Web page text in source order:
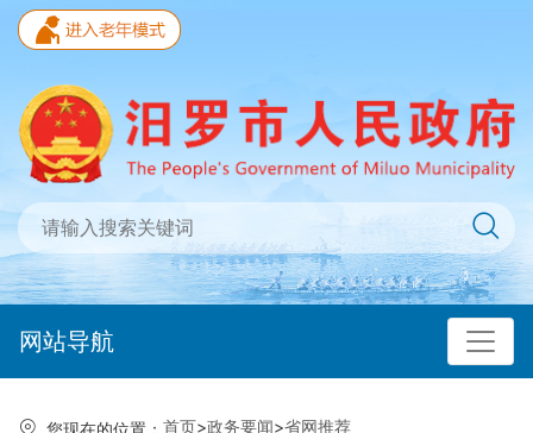
网站导航
您现在的位置： 首页>政务要闻>省网推荐